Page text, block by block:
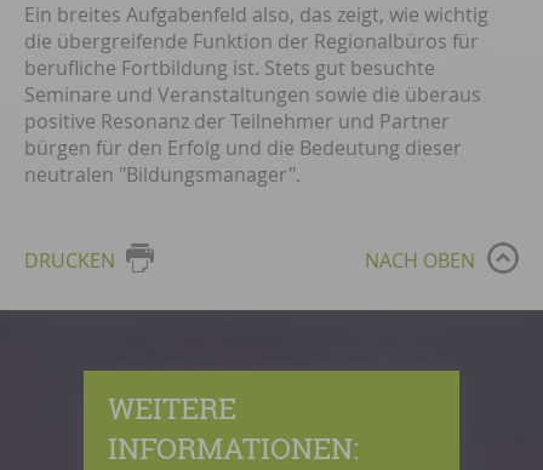
Ein breites Aufgabenfeld also, das zeigt, wie wichtig
die übergreifende Funktion der Regionalbüros für
berufliche Fortbildung ist. Stets gut besuchte
Seminare und Veranstaltungen sowie die überaus
positive Resonanz der Teilnehmer und Partner
bürgen für den Erfolg und die Bedeutung dieser
neutralen "Bildungsmanager".
DRUCKEN NACH OBEN
WEITERE
INFORMATIONEN: